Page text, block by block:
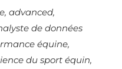
advanced,
de données
équine,
du sport équin,